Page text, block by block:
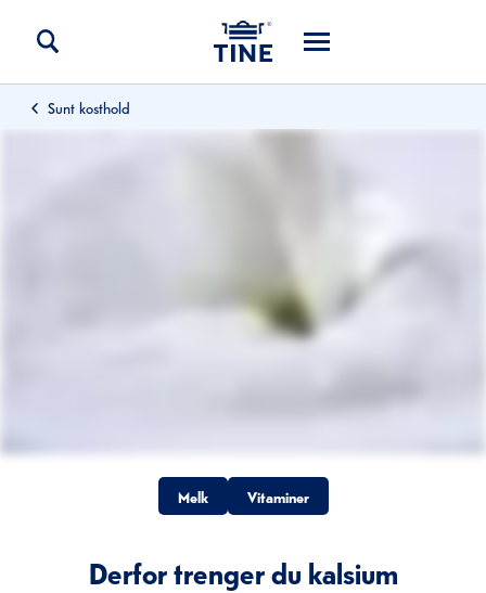
Sunt kosthold
Melk Vitaminer
Derfor trenger du kalsium